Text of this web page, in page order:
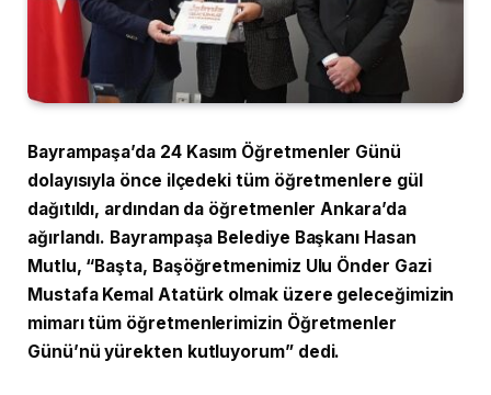
Bayrampaşa’da 24 Kasım Öğretmenler Günü
dolayısıyla önce ilçedeki tüm öğretmenlere gül
dağıtıldı, ardından da öğretmenler Ankara’da
ağırlandı. Bayrampaşa Belediye Başkanı Hasan
Mutlu, “Başta, Başöğretmenimiz Ulu Önder Gazi
Mustafa Kemal Atatürk olmak üzere geleceğimizin
mimarı tüm öğretmenlerimizin Öğretmenler
Günü’nü yürekten kutluyorum” dedi.